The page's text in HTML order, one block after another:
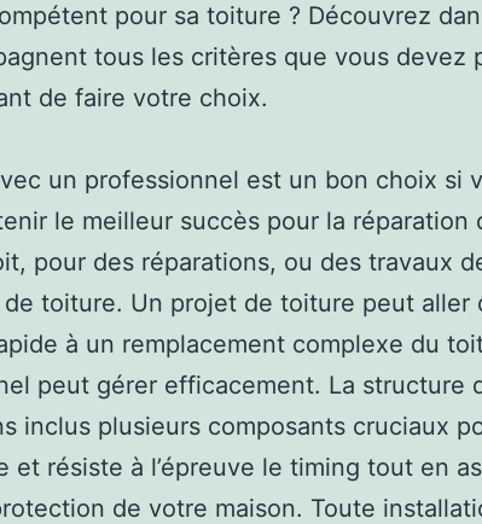
pour sa toiture ? Découvrez
tous les critères que vous devez
de faire votre choix.
un professionnel est un bon choix si
le meilleur succès pour la réparation
pour des réparations, ou des travaux
toiture. Un projet de toiture peut aller
à un remplacement complexe du
peut gérer efficacement. La structure
inclus plusieurs composants cruciaux
et résiste à l’épreuve le timing tout en
de votre maison. Toute